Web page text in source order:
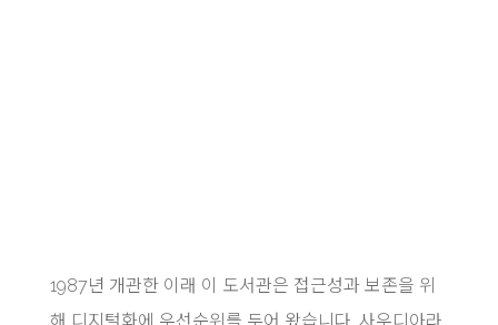
1987년 개관한 이래 이 도서관은 접근성과 보존을 위
해 디지털화에 우선순위를 두어 왔습니다. 사우디아라